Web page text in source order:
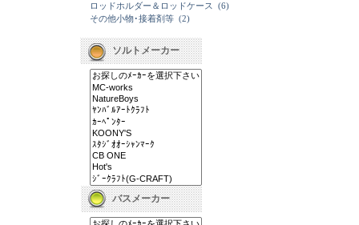
ロッドホルダー＆ロッドケース
(6)
その他小物･接着剤等 (2)
ソルトメーカー
バスメーカー